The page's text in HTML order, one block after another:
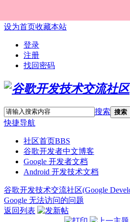
设为首页收藏本站
登录
注册
找回密码
搜索 搜索
快捷导航
社区首页BBS
谷歌开发者中文博客
Google 开发者文档
Android 开发技术文档
谷歌开发技术交流社区(Google
Google 无法访问的问题
返回列表